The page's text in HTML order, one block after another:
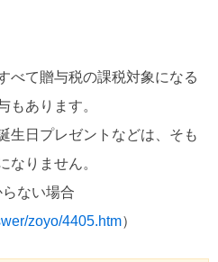
べて贈与税の課税対象になる
もあります。
生日プレゼントなどは、そも
なりません。
らない場合
zoyo/4405.htm）